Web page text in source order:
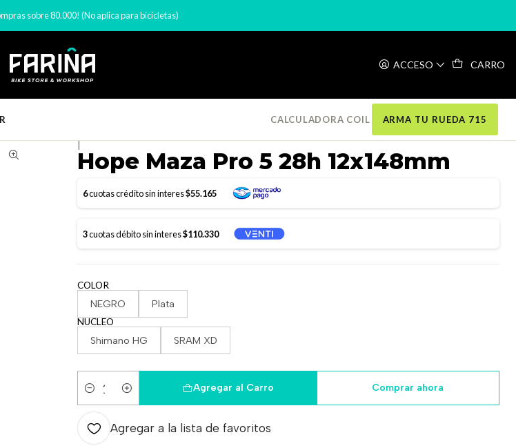
ACCESO CARRO
sobre 80.000! (No aplica para bicicletas)
Mazas bicicleta Hope Maza Pro 5 28h 12x148mm
Hope Maza Pro 5 28h 12x148mm
6cuotas crédito sin interes$55.165
3cuotas débito sin interes$110.330
COLOR
NEGRO Plata
NUCLEO
Shimano HG SRAM XD
Cantidad
Agregar al Carro Comprar ahora
Agregar a la lista de favoritos
CALCULADORA COIL ARMA TU RUEDA 715